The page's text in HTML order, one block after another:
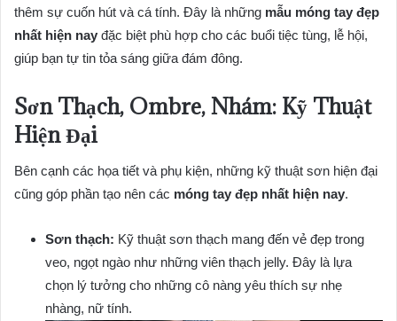
thêm sự cuốn hút và cá tính. Đây là những mẫu móng tay đẹp
nhất hiện nay đặc biệt phù hợp cho các buổi tiệc tùng, lễ hội,
giúp bạn tự tin tỏa sáng giữa đám đông.
Sơn Thạch, Ombre, Nhám: Kỹ Thuật
Hiện Đại
Bên cạnh các họa tiết và phụ kiện, những kỹ thuật sơn hiện đại
cũng góp phần tạo nên các móng tay đẹp nhất hiện nay.
Sơn thạch: Kỹ thuật sơn thạch mang đến vẻ đẹp trong
veo, ngọt ngào như những viên thạch jelly. Đây là lựa
chọn lý tưởng cho những cô nàng yêu thích sự nhẹ
nhàng, nữ tính.